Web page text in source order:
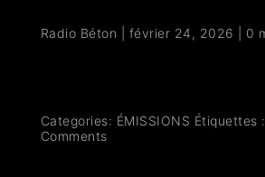
Radio Béton février 24, 2026 0
Categories: ÉMISSIONS Étiquettes :
Comments